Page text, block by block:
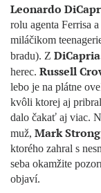
Leonardo
rolu agenta Ferrisa
miláčikom
bradu). Z DiCapria
herec. Russell
lebo je na plátne
kvôli ktorej aj
dalo čakať aj viac.
muž, Mark Strong
ktorého zahral s
seba okamžite
objaví.